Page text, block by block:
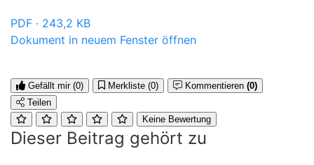
PDF · 243,2 KB
Dokument in neuem Fenster öffnen
Gefällt mir (0) Merkliste (0) Kommentieren (0)
Teilen
Keine Bewertung
Dieser Beitrag gehört zu